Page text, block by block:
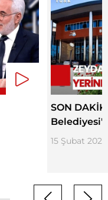
SON
15 Şubat 2025